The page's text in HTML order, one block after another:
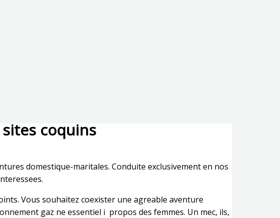
coquins
domestique-maritales. Conduite exclusivement en nos
Vous souhaitez coexister une agreable aventure
gaz ne essentiel i propos des femmes. Un mec, ils,